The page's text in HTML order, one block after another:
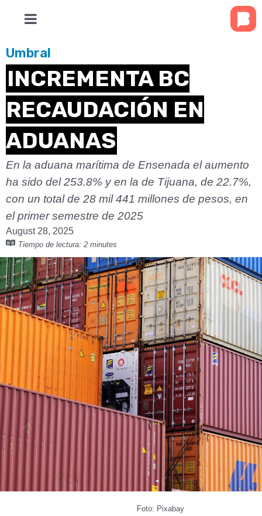
Umbral
INCREMENTA BC
RECAUDACIÓN EN
ADUANAS
En la aduana marítima de Ensenada el aumento
ha sido del 253.8% y en la de Tijuana, de 22.7%,
con un total de 28 mil 441 millones de pesos, en
el primer semestre de 2025
August 28, 2025
Tiempo de lectura: 2 minutes
Foto: Pixabay